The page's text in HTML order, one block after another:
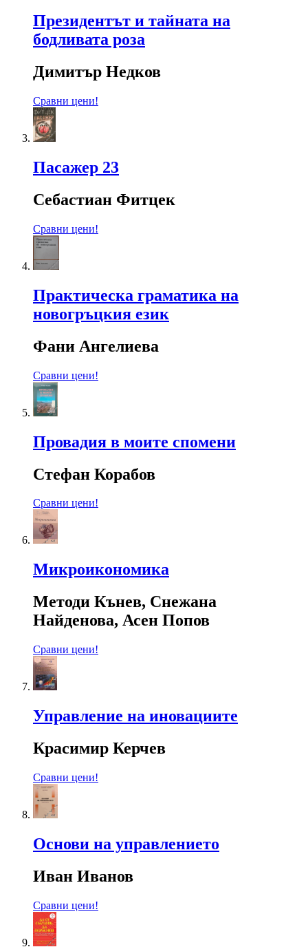
Президентът и тайната на
бодливата роза
Димитър Недков
Сравни цени!
Пасажер 23
Себастиан Фитцек
Сравни цени!
Практическа граматика на
новогръцкия език
Фани Ангелиева
Сравни цени!
Провадия в моите спомени
Стефан Корабов
Сравни цени!
Микроикономика
Методи Кънев, Снежана
Найденова, Асен Попов
Сравни цени!
Управление на иновациите
Красимир Керчев
Сравни цени!
Основи на управлението
Иван Иванов
Сравни цени!